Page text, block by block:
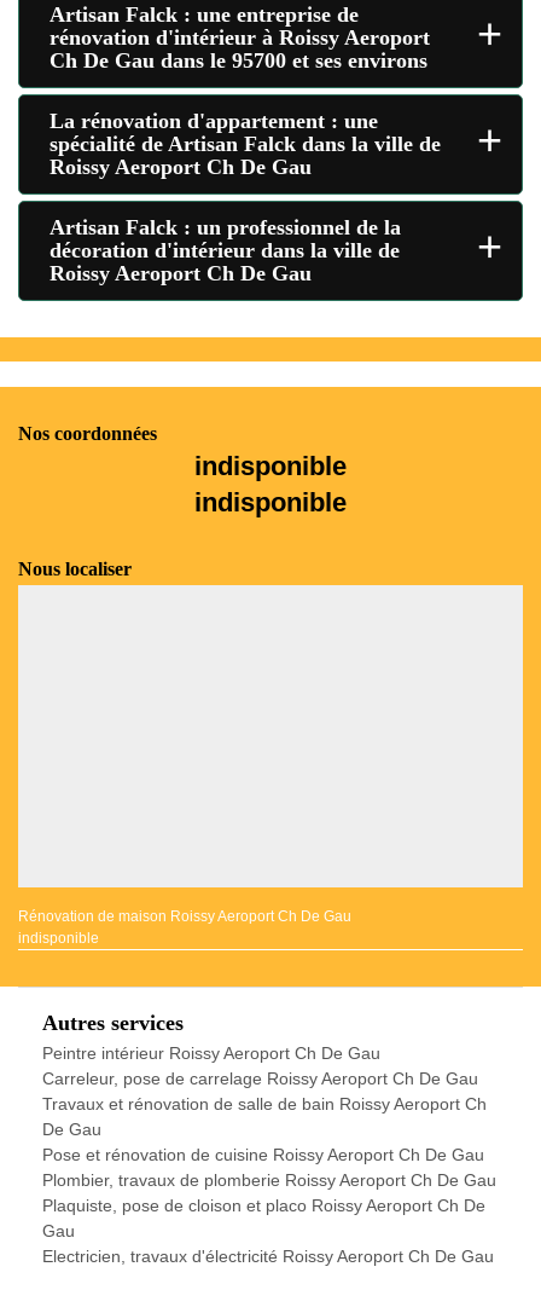
Artisan Falck : une entreprise de
rénovation d'intérieur à Roissy Aeroport
Ch De Gau dans le 95700 et ses environs
+
La rénovation d'appartement : une
spécialité de Artisan Falck dans la ville de
Roissy Aeroport Ch De Gau
+
Artisan Falck : un professionnel de la
décoration d'intérieur dans la ville de
Roissy Aeroport Ch De Gau
+
Nos coordonnées
indisponible
indisponible
Nous localiser
Rénovation de maison Roissy Aeroport Ch De Gau
indisponible
Autres services
Peintre intérieur Roissy Aeroport Ch De Gau
Carreleur, pose de carrelage Roissy Aeroport Ch De Gau
Travaux et rénovation de salle de bain Roissy Aeroport Ch
De Gau
Pose et rénovation de cuisine Roissy Aeroport Ch De Gau
Plombier, travaux de plomberie Roissy Aeroport Ch De Gau
Plaquiste, pose de cloison et placo Roissy Aeroport Ch De
Gau
Electricien, travaux d'électricité Roissy Aeroport Ch De Gau